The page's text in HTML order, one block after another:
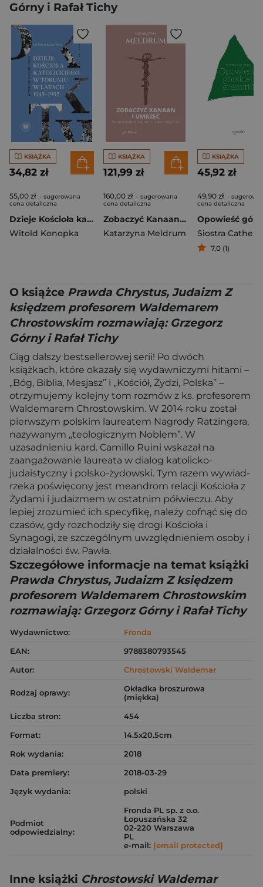
Górny i Rafał Tichy
KSIĄŻKA
34,82 zł
55,00 zł - sugerowana
cena detaliczna
Dzieje Kościoła katolickiego w Toruniu w latach 1945–1992. Wybrane zagadnienia
Witold Konopka
KSIĄŻKA
121,99 zł
160,00 zł - sugerowana
cena detaliczna
Zobaczyć Kanaan i umrzeć. Studium tradycji biblijnych o śmierci Mojżesza
Katarzyna Meldrum
KSIĄŻKA
45,92 zł
49,90 zł -
cena detaliczna
Siostra
7,0 (1)
O książce Prawda Chrystus, Judaizm Z
księdzem profesorem Waldemarem
Chrostowskim rozmawiają: Grzegorz
Górny i Rafał Tichy
Ciąg dalszy bestsellerowej serii! Po dwóch
książkach, które okazały się wydawniczymi hitami –
„Bóg, Biblia, Mesjasz” i „Kościół, Żydzi, Polska” –
otrzymujemy kolejny tom rozmów z ks. profesorem
Waldemarem Chrostowskim. W 2014 roku został
pierwszym polskim laureatem Nagrody Ratzingera,
nazywanym „teologicznym Noblem”. W
uzasadnieniu kard. Camillo Ruini wskazał na
zaangażowanie laureata w dialog katolicko-
judaistyczny i polsko-żydowski. Tym razem wywiad-
rzeka poświęcony jest meandrom relacji Kościoła z
Żydami i judaizmem w ostatnim półwieczu. Aby
lepiej zrozumieć ich specyfikę, należy cofnąć się do
czasów, gdy rozchodziły się drogi Kościoła i
Synagogi, ze szczególnym uwzględnieniem osoby i
działalności św. Pawła.
Szczegółowe informacje na temat książki
Prawda Chrystus, Judaizm Z księdzem
profesorem Waldemarem Chrostowskim
rozmawiają: Grzegorz Górny i Rafał Tichy
Wydawnictwo:
Fronda
EAN:
9788380793545
Autor:
Chrostowski Waldemar
Rodzaj oprawy:
Okładka broszurowa
(miękka)
Liczba stron:
454
Format:
14.5x20.5cm
Rok wydania:
2018
Data premiery:
2018-03-29
Język wydania:
polski
Podmiot
odpowiedzialny:
Fronda PL sp. z o.o.
Łopuszańska 32
02-220 Warszawa
PL
e-mail: [email protected]
Inne książki Chrostowski Waldemar